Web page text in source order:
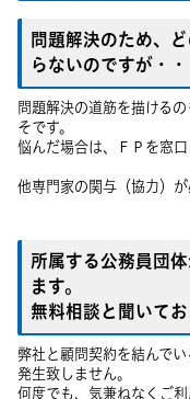
問題解決のため、
らないのですが・・
問題解決の道筋を描ける
そです。
悩んだ場合は、ＦＰを窓
他専門家の関与（協力）
所属する公務員団
ます。
無料相談と聞いて
弊社と顧問契約を結んで
発生致しません。
何度でも、気兼ねなくご利